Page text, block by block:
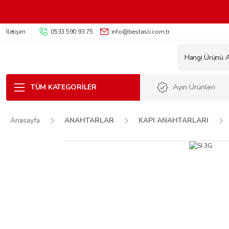
İletişim 0533 590 93 75 info@bestasli.com.tr
TÜM KATEGORILER Ayın Ürünleri
Anasayfa ANAHTARLAR KAPI ANAHTARLARI